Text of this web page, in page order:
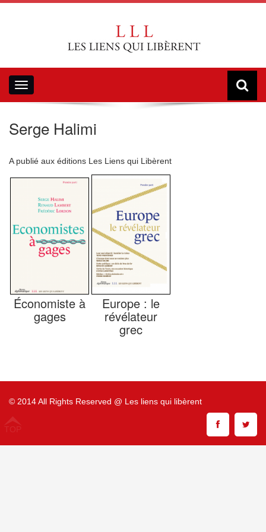
Toggle
navigation
Serge Halimi
A publié aux éditions Les Liens qui Libèrent
Économiste à
gages
Europe : le
révélateur
grec
© 2014 All Rights Reserved @ Les liens qui libèrent
TOP